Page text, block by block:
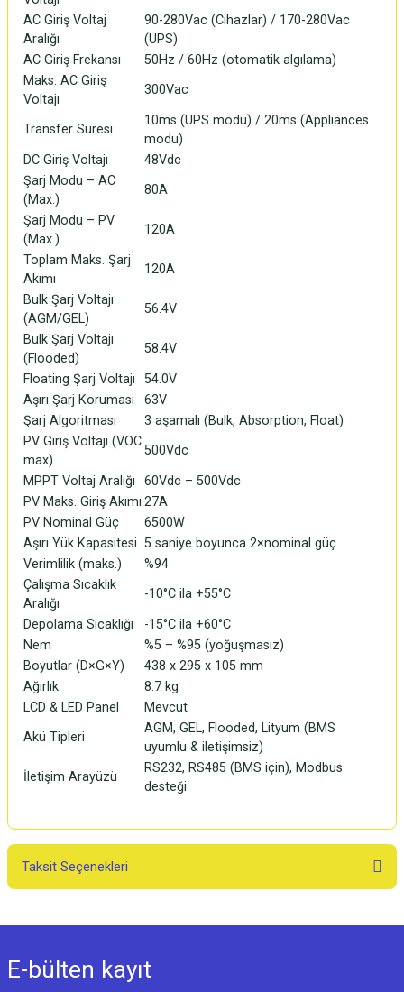
AC Giriş Voltaj
Aralığı
90-280Vac (Cihazlar) / 170-280Vac
(UPS)
AC Giriş Frekansı
50Hz / 60Hz (otomatik algılama)
Maks. AC Giriş
Voltajı
300Vac
Transfer Süresi
10ms (UPS modu) / 20ms (Appliances
modu)
DC Giriş Voltajı
48Vdc
Şarj Modu – AC
(Max.)
80A
Şarj Modu – PV
(Max.)
120A
Toplam Maks. Şarj
Akımı
120A
Bulk Şarj Voltajı
(AGM/GEL)
56.4V
Bulk Şarj Voltajı
(Flooded)
58.4V
Floating Şarj Voltajı
54.0V
Aşırı Şarj Koruması
63V
Şarj Algoritması
3 aşamalı (Bulk, Absorption, Float)
PV Giriş Voltajı (VOC
max)
500Vdc
MPPT Voltaj Aralığı
60Vdc – 500Vdc
PV Maks. Giriş Akımı 27A
PV Nominal Güç
6500W
Aşırı Yük Kapasitesi 5 saniye boyunca 2×nominal güç
Verimlilik (maks.)
%94
Çalışma Sıcaklık
Aralığı
-10°C ila +55°C
Depolama Sıcaklığı
-15°C ila +60°C
Nem
%5 – %95 (yoğuşmasız)
Boyutlar (D×G×Y)
438 x 295 x 105 mm
Ağırlık
8.7 kg
LCD & LED Panel
Mevcut
Akü Tipleri
AGM, GEL, Flooded, Lityum (BMS
uyumlu & iletişimsiz)
İletişim Arayüzü
RS232, RS485 (BMS için), Modbus
desteği
Taksit Seçenekleri
E-bülten kayıt